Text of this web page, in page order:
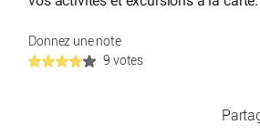
Donnez une note
9 votes